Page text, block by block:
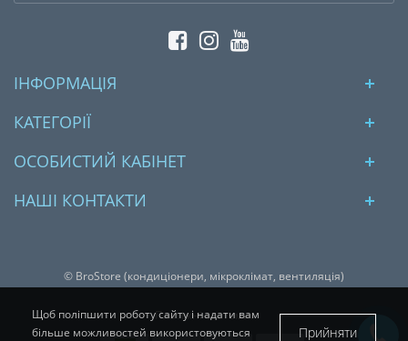
ІНФОРМАЦІЯ
КАТЕГОРІЇ
ОСОБИСТИЙ КАБІНЕТ
НАШІ КОНТАКТИ
© BroStore (кондиціонери, мікроклімат, вентиляція)
Платіжні системи:
Щоб поліпшити роботу сайту і надати вам
більше можливостей використовуються
Прийняти